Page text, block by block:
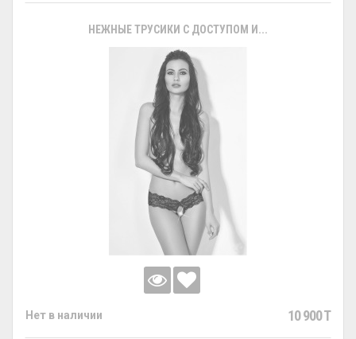
НЕЖНЫЕ ТРУСИКИ С ДОСТУПОМ И...
Нет в наличии 10 900 T